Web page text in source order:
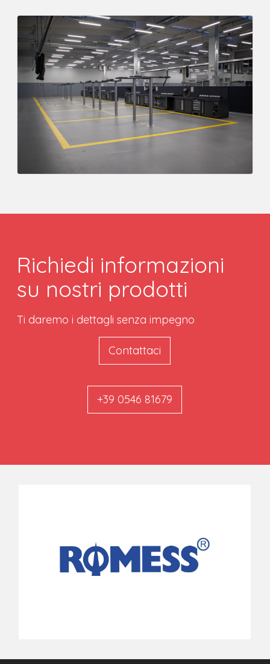
Richiedi informazioni
su nostri prodotti
Ti daremo i dettagli senza impegno
Contattaci
+39 0546 81679